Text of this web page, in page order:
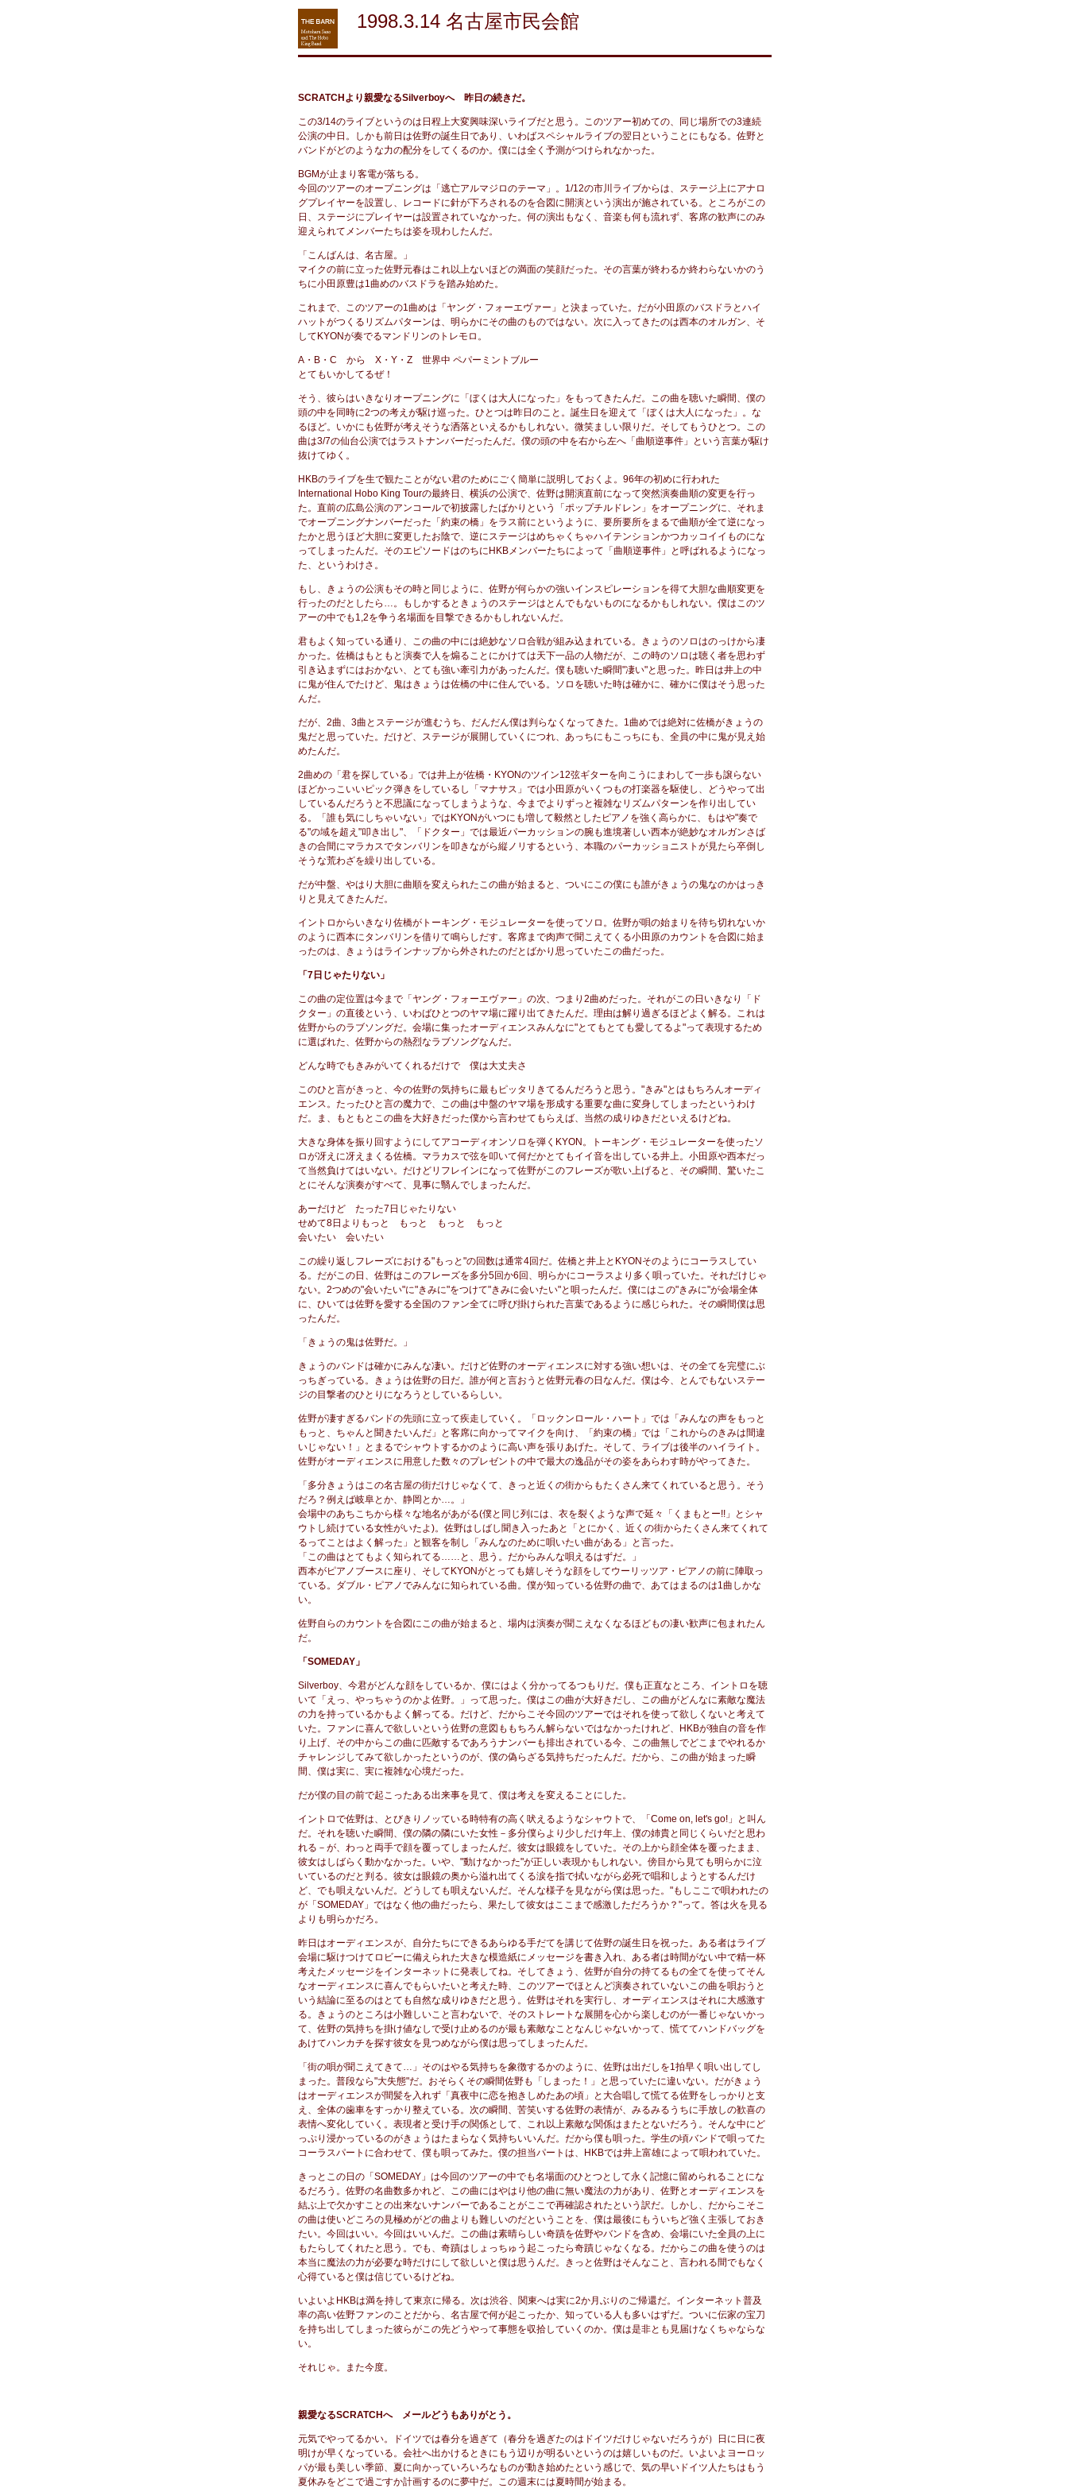
1998.3.14 名古屋市民会館
SCRATCHより親愛なるSilverboyへ 昨日の続きだ。
この3/14のライブというのは日程上大変興味深いライブだと思う。このツアー初めての、同じ場所での3連続
公演の中日。しかも前日は佐野の誕生日であり、いわばスペシャルライブの翌日ということにもなる。佐野と
バンドがどのような力の配分をしてくるのか。僕には全く予測がつけられなかった。
BGMが止まり客電が落ちる。
今回のツアーのオープニングは「逃亡アルマジロのテーマ」。1/12の市川ライブからは、ステージ上にアナロ
グプレイヤーを設置し、レコードに針が下ろされるのを合図に開演という演出が施されている。ところがこの
日、ステージにプレイヤーは設置されていなかった。何の演出もなく、音楽も何も流れず、客席の歓声にのみ
迎えられてメンバーたちは姿を現わしたんだ。
「こんばんは、名古屋。」
マイクの前に立った佐野元春はこれ以上ないほどの満面の笑顔だった。その言葉が終わるか終わらないかのう
ちに小田原豊は1曲めのバスドラを踏み始めた。
これまで、このツアーの1曲めは「ヤング・フォーエヴァー」と決まっていた。だが小田原のバスドラとハイ
ハットがつくるリズムパターンは、明らかにその曲のものではない。次に入ってきたのは西本のオルガン、そ
してKYONが奏でるマンドリンのトレモロ。
A・B・C から X・Y・Z 世界中 ペパーミントブルー
とてもいかしてるぜ！
そう、彼らはいきなりオープニングに「ぼくは大人になった」をもってきたんだ。この曲を聴いた瞬間、僕の
頭の中を同時に2つの考えが駆け巡った。ひとつは昨日のこと。誕生日を迎えて「ぼくは大人になった」。な
るほど。いかにも佐野が考えそうな洒落といえるかもしれない。微笑ましい限りだ。そしてもうひとつ。この
曲は3/7の仙台公演ではラストナンバーだったんだ。僕の頭の中を右から左へ「曲順逆事件」という言葉が駆け
抜けてゆく。
HKBのライブを生で観たことがない君のためにごく簡単に説明しておくよ。96年の初めに行われた
International Hobo King Tourの最終日、横浜の公演で、佐野は開演直前になって突然演奏曲順の変更を行っ
た。直前の広島公演のアンコールで初披露したばかりという「ポップチルドレン」をオープニングに、それま
でオープニングナンバーだった「約束の橋」をラス前にというように、要所要所をまるで曲順が全て逆になっ
たかと思うほど大胆に変更したお陰で、逆にステージはめちゃくちゃハイテンションかつカッコイイものにな
ってしまったんだ。そのエピソードはのちにHKBメンバーたちによって「曲順逆事件」と呼ばれるようになっ
た、というわけさ。
もし、きょうの公演もその時と同じように、佐野が何らかの強いインスピレーションを得て大胆な曲順変更を
行ったのだとしたら…。もしかするときょうのステージはとんでもないものになるかもしれない。僕はこのツ
アーの中でも1,2を争う名場面を目撃できるかもしれないんだ。
君もよく知っている通り、この曲の中には絶妙なソロ合戦が組み込まれている。きょうのソロはのっけから凄
かった。佐橋はもともと演奏で人を煽ることにかけては天下一品の人物だが、この時のソロは聴く者を思わず
引き込まずにはおかない、とても強い牽引力があったんだ。僕も聴いた瞬間"凄い"と思った。昨日は井上の中
に鬼が住んでたけど、鬼はきょうは佐橋の中に住んでいる。ソロを聴いた時は確かに、確かに僕はそう思った
んだ。
だが、2曲、3曲とステージが進むうち、だんだん僕は判らなくなってきた。1曲めでは絶対に佐橋がきょうの
鬼だと思っていた。だけど、ステージが展開していくにつれ、あっちにもこっちにも、全員の中に鬼が見え始
めたんだ。
2曲めの「君を探している」では井上が佐橋・KYONのツイン12弦ギターを向こうにまわして一歩も譲らない
ほどかっこいいピック弾きをしているし「マナサス」では小田原がいくつもの打楽器を駆使し、どうやって出
しているんだろうと不思議になってしまうような、今までよりずっと複雑なリズムパターンを作り出してい
る。「誰も気にしちゃいない」ではKYONがいつにも増して毅然としたピアノを強く高らかに、もはや"奏で
る"の域を超え"叩き出し"、「ドクター」では最近パーカッションの腕も進境著しい西本が絶妙なオルガンさば
きの合間にマラカスでタンバリンを叩きながら縦ノリするという、本職のパーカッショニストが見たら卒倒し
そうな荒わざを繰り出している。
だが中盤、やはり大胆に曲順を変えられたこの曲が始まると、ついにこの僕にも誰がきょうの鬼なのかはっき
りと見えてきたんだ。
イントロからいきなり佐橋がトーキング・モジュレーターを使ってソロ。佐野が唄の始まりを待ち切れないか
のように西本にタンバリンを借りて鳴らしだす。客席まで肉声で聞こえてくる小田原のカウントを合図に始ま
ったのは、きょうはラインナップから外されたのだとばかり思っていたこの曲だった。
「7日じゃたりない」
この曲の定位置は今まで「ヤング・フォーエヴァー」の次、つまり2曲めだった。それがこの日いきなり「ド
クター」の直後という、いわばひとつのヤマ場に躍り出てきたんだ。理由は解り過ぎるほどよく解る。これは
佐野からのラブソングだ。会場に集ったオーディエンスみんなに"とてもとても愛してるよ"って表現するため
に選ばれた、佐野からの熱烈なラブソングなんだ。
どんな時でもきみがいてくれるだけで 僕は大丈夫さ
このひと言がきっと、今の佐野の気持ちに最もピッタリきてるんだろうと思う。"きみ"とはもちろんオーディ
エンス。たったひと言の魔力で、この曲は中盤のヤマ場を形成する重要な曲に変身してしまったというわけ
だ。ま、もともとこの曲を大好きだった僕から言わせてもらえば、当然の成りゆきだといえるけどね。
大きな身体を振り回すようにしてアコーディオンソロを弾くKYON。トーキング・モジュレーターを使ったソ
ロが冴えに冴えまくる佐橋。マラカスで弦を叩いて何だかとてもイイ音を出している井上。小田原や西本だっ
て当然負けてはいない。だけどリフレインになって佐野がこのフレーズが歌い上げると、その瞬間、驚いたこ
とにそんな演奏がすべて、見事に翳んでしまったんだ。
あーだけど たった7日じゃたりない
せめて8日よりもっと もっと もっと もっと
会いたい 会いたい
この繰り返しフレーズにおける"もっと"の回数は通常4回だ。佐橋と井上とKYONそのようにコーラスしてい
る。だがこの日、佐野はこのフレーズを多分5回か6回、明らかにコーラスより多く唄っていた。それだけじゃ
ない。2つめの"会いたい"に"きみに"をつけて"きみに会いたい"と唄ったんだ。僕にはこの"きみに"が会場全体
に、ひいては佐野を愛する全国のファン全てに呼び掛けられた言葉であるように感じられた。その瞬間僕は思
ったんだ。
「きょうの鬼は佐野だ。」
きょうのバンドは確かにみんな凄い。だけど佐野のオーディエンスに対する強い想いは、その全てを完璧にぶ
っちぎっている。きょうは佐野の日だ。誰が何と言おうと佐野元春の日なんだ。僕は今、とんでもないステー
ジの目撃者のひとりになろうとしているらしい。
佐野が凄すぎるバンドの先頭に立って疾走していく。「ロックンロール・ハート」では「みんなの声をもっと
もっと、ちゃんと聞きたいんだ」と客席に向かってマイクを向け、「約束の橋」では「これからのきみは間違
いじゃない！」とまるでシャウトするかのように高い声を張りあげた。そして、ライブは後半のハイライト。
佐野がオーディエンスに用意した数々のプレゼントの中で最大の逸品がその姿をあらわす時がやってきた。
「多分きょうはこの名古屋の街だけじゃなくて、きっと近くの街からもたくさん来てくれていると思う。そう
だろ？例えば岐阜とか、静岡とか…。」
会場中のあちこちから様々な地名があがる(僕と同じ列には、衣を裂くような声で延々「くまもとー!!」とシャ
ウトし続けている女性がいたよ)。佐野はしばし聞き入ったあと「とにかく、近くの街からたくさん来てくれて
るってことはよく解った」と観客を制し「みんなのために唄いたい曲がある」と言った。
「この曲はとてもよく知られてる……と、思う。だからみんな唄えるはずだ。」
西本がピアノブースに座り、そしてKYONがとっても嬉しそうな顔をしてウーリッツア・ピアノの前に陣取っ
ている。ダブル・ピアノでみんなに知られている曲。僕が知っている佐野の曲で、あてはまるのは1曲しかな
い。
佐野自らのカウントを合図にこの曲が始まると、場内は演奏が聞こえなくなるほどもの凄い歓声に包まれたん
だ。
「SOMEDAY」
Silverboy、今君がどんな顔をしているか、僕にはよく分かってるつもりだ。僕も正直なところ、イントロを聴
いて「えっ、やっちゃうのかよ佐野。」って思った。僕はこの曲が大好きだし、この曲がどんなに素敵な魔法
の力を持っているかもよく解ってる。だけど、だからこそ今回のツアーではそれを使って欲しくないと考えて
いた。ファンに喜んで欲しいという佐野の意図ももちろん解らないではなかったけれど、HKBが独自の音を作
り上げ、その中からこの曲に匹敵するであろうナンバーも排出されている今、この曲無しでどこまでやれるか
チャレンジしてみて欲しかったというのが、僕の偽らざる気持ちだったんだ。だから、この曲が始まった瞬
間、僕は実に、実に複雑な心境だった。
だが僕の目の前で起こったある出来事を見て、僕は考えを変えることにした。
イントロで佐野は、とびきりノッている時特有の高く吠えるようなシャウトで、「Come on, let's go!」と叫ん
だ。それを聴いた瞬間、僕の隣の隣にいた女性－多分僕らより少しだけ年上、僕の姉貴と同じくらいだと思わ
れる－が、わっと両手で顔を覆ってしまったんだ。彼女は眼鏡をしていた。その上から顔全体を覆ったまま、
彼女はしばらく動かなかった。いや、"動けなかった"が正しい表現かもしれない。傍目から見ても明らかに泣
いているのだと判る。彼女は眼鏡の奥から溢れ出てくる涙を指で拭いながら必死で唱和しようとするんだけ
ど、でも唄えないんだ。どうしても唄えないんだ。そんな様子を見ながら僕は思った。"もしここで唄われたの
が「SOMEDAY」ではなく他の曲だったら、果たして彼女はここまで感激しただろうか？"って。答は火を見る
よりも明らかだろ。
昨日はオーディエンスが、自分たちにできるあらゆる手だてを講じて佐野の誕生日を祝った。ある者はライブ
会場に駆けつけてロビーに備えられた大きな模造紙にメッセージを書き入れ、ある者は時間がない中で精一杯
考えたメッセージをインターネットに発表してね。そしてきょう、佐野が自分の持てるもの全てを使ってそん
なオーディエンスに喜んでもらいたいと考えた時、このツアーでほとんど演奏されていないこの曲を唄おうと
いう結論に至るのはとても自然な成りゆきだと思う。佐野はそれを実行し、オーディエンスはそれに大感激す
る。きょうのところは小難しいこと言わないで、そのストレートな展開を心から楽しむのが一番じゃないかっ
て、佐野の気持ちを掛け値なしで受け止めるのが最も素敵なことなんじゃないかって、慌ててハンドバッグを
あけてハンカチを探す彼女を見つめながら僕は思ってしまったんだ。
「街の唄が聞こえてきて…」そのはやる気持ちを象徴するかのように、佐野は出だしを1拍早く唄い出してし
まった。普段なら"大失態"だ。おそらくその瞬間佐野も「しまった！」と思っていたに違いない。だがきょう
はオーディエンスが間髪を入れず「真夜中に恋を抱きしめたあの頃」と大合唱して慌てる佐野をしっかりと支
え、全体の歯車をすっかり整えている。次の瞬間、苦笑いする佐野の表情が、みるみるうちに手放しの歓喜の
表情へ変化していく。表現者と受け手の関係として、これ以上素敵な関係はまたとないだろう。そんな中にど
っぷり浸かっているのがきょうはたまらなく気持ちいいんだ。だから僕も唄った。学生の頃バンドで唄ってた
コーラスパートに合わせて、僕も唄ってみた。僕の担当パートは、HKBでは井上富雄によって唄われていた。
きっとこの日の「SOMEDAY」は今回のツアーの中でも名場面のひとつとして永く記憶に留められることにな
るだろう。佐野の名曲数多かれど、この曲にはやはり他の曲に無い魔法の力があり、佐野とオーディエンスを
結ぶ上で欠かすことの出来ないナンバーであることがここで再確認されたという訳だ。しかし、だからこそこ
の曲は使いどころの見極めがどの曲よりも難しいのだということを、僕は最後にもういちど強く主張しておき
たい。今回はいい。今回はいいんだ。この曲は素晴らしい奇蹟を佐野やバンドを含め、会場にいた全員の上に
もたらしてくれたと思う。でも、奇蹟はしょっちゅう起こったら奇蹟じゃなくなる。だからこの曲を使うのは
本当に魔法の力が必要な時だけにして欲しいと僕は思うんだ。きっと佐野はそんなこと、言われる間でもなく
心得ていると僕は信じているけどね。
いよいよHKBは満を持して東京に帰る。次は渋谷、関東へは実に2か月ぶりのご帰還だ。インターネット普及
率の高い佐野ファンのことだから、名古屋で何が起こったか、知っている人も多いはずだ。ついに伝家の宝刀
を持ち出してしまった彼らがこの先どうやって事態を収拾していくのか。僕は是非とも見届けなくちゃならな
い。
それじゃ。また今度。
親愛なるSCRATCHへ メールどうもありがとう。
元気でやってるかい。ドイツでは春分を過ぎて（春分を過ぎたのはドイツだけじゃないだろうが）日に日に夜
明けが早くなっている。会社へ出かけるときにもう辺りが明るいというのは嬉しいものだ。いよいよヨーロッ
パが最も美しい季節、夏に向かっていろいろなものが動き始めたという感じで、気の早いドイツ人たちはもう
夏休みをどこで過ごすか計画するのに夢中だ。この週末には夏時間が始まる。